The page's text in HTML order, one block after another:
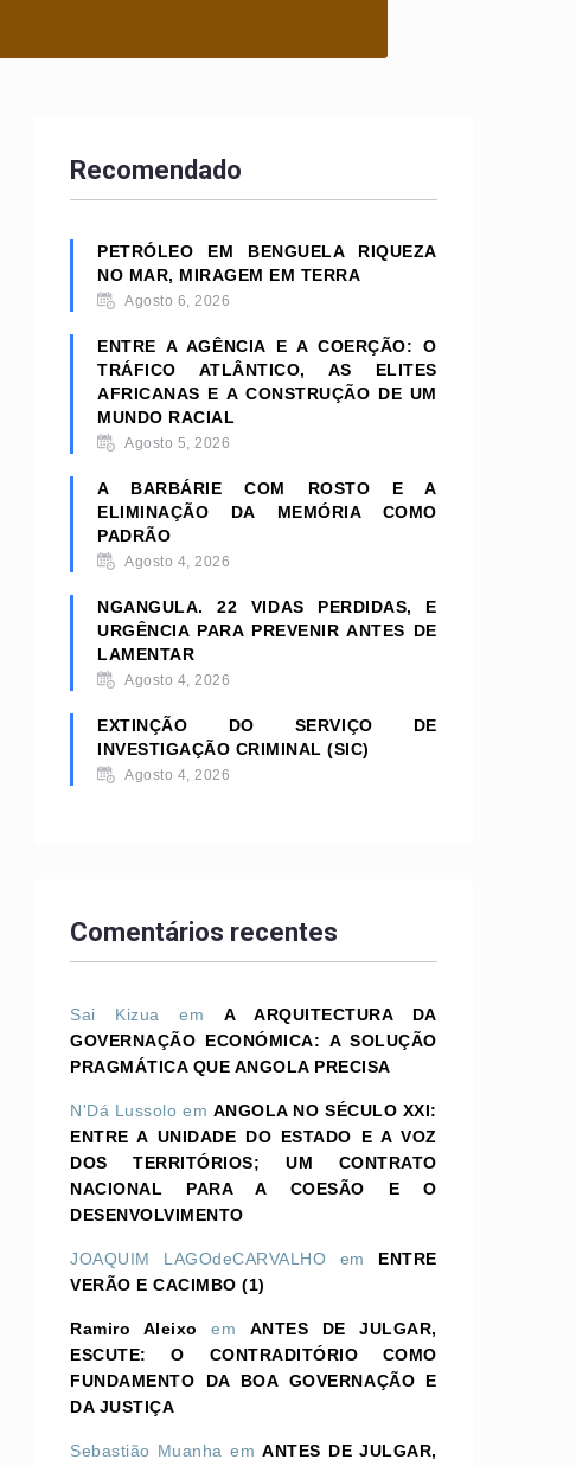
Recomendado
PETRÓLEO EM BENGUELA RIQUEZA
NO MAR, MIRAGEM EM TERRA
Agosto 6, 2026
ENTRE A AGÊNCIA E A COERÇÃO: O
TRÁFICO ATLÂNTICO, AS ELITES
AFRICANAS E A CONSTRUÇÃO DE UM
MUNDO RACIAL
Agosto 5, 2026
A BARBÁRIE COM ROSTO E A
ELIMINAÇÃO DA MEMÓRIA COMO
PADRÃO
Agosto 4, 2026
NGANGULA. 22 VIDAS PERDIDAS, E
URGÊNCIA PARA PREVENIR ANTES DE
LAMENTAR
Agosto 4, 2026
EXTINÇÃO DO SERVIÇO DE
INVESTIGAÇÃO CRIMINAL (SIC)
Agosto 4, 2026
Comentários recentes
Sai Kizua emA ARQUITECTURA DA
GOVERNAÇÃO ECONÓMICA: A SOLUÇÃO
PRAGMÁTICA QUE ANGOLA PRECISA
N'Dá Lussolo em ANGOLA NO SÉCULO XXI:
ENTRE A UNIDADE DO ESTADO E A VOZ
DOS TERRITÓRIOS; UM CONTRATO
NACIONAL PARA A COESÃO E O
DESENVOLVIMENTO
JOAQUIM LAGOdeCARVALHO em ENTRE
VERÃO E CACIMBO (1)
Ramiro Aleixo em ANTES DE JULGAR,
ESCUTE: O CONTRADITÓRIO COMO
FUNDAMENTO DA BOA GOVERNAÇÃO E
DA JUSTIÇA
Sebastião Muanha emANTES DE JULGAR,